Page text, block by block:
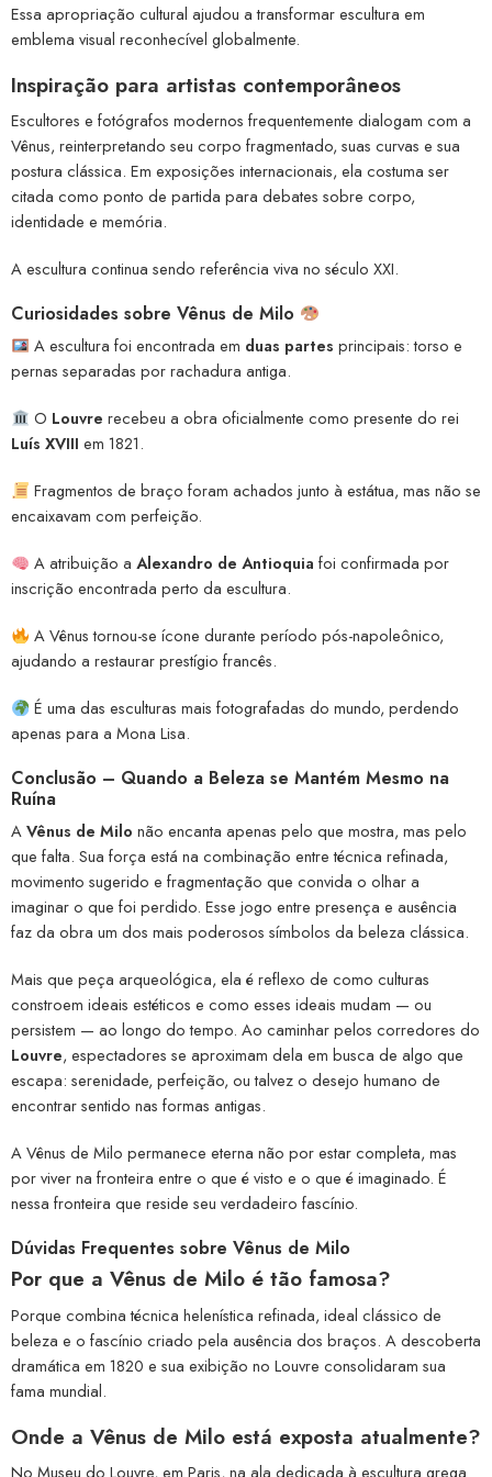
Essa apropriação cultural ajudou a transformar escultura em
emblema visual reconhecível globalmente.
Inspiração para artistas contemporâneos
Escultores e fotógrafos modernos frequentemente dialogam com a
Vênus, reinterpretando seu corpo fragmentado, suas curvas e sua
postura clássica. Em exposições internacionais, ela costuma ser
citada como ponto de partida para debates sobre corpo,
identidade e memória.
A escultura continua sendo referência viva no século XXI.
Curiosidades sobre Vênus de Milo
A escultura foi encontrada em duas partes principais: torso e
pernas separadas por rachadura antiga.
O Louvre recebeu a obra oficialmente como presente do rei
Luís XVIII em 1821.
Fragmentos de braço foram achados junto à estátua, mas não se
encaixavam com perfeição.
A atribuição a Alexandro de Antioquia foi confirmada por
inscrição encontrada perto da escultura.
A Vênus tornou-se ícone durante período pós-napoleônico,
ajudando a restaurar prestígio francês.
É uma das esculturas mais fotografadas do mundo, perdendo
apenas para a Mona Lisa.
Conclusão – Quando a Beleza se Mantém Mesmo na
Ruína
AVênus de Milo não encanta apenas pelo que mostra, mas pelo
que falta. Sua força está na combinação entre técnica refinada,
movimento sugerido e fragmentação que convida o olhar a
imaginar o que foi perdido. Esse jogo entre presença e ausência
faz da obra um dos mais poderosos símbolos da beleza clássica.
Mais que peça arqueológica, ela é reflexo de como culturas
constroem ideais estéticos e como esses ideais mudam — ou
persistem — ao longo do tempo. Ao caminhar pelos corredores do
Louvre, espectadores se aproximam dela em busca de algo que
escapa: serenidade, perfeição, ou talvez o desejo humano de
encontrar sentido nas formas antigas.
A Vênus de Milo permanece eterna não por estar completa, mas
por viver na fronteira entre o que é visto e o que é imaginado. É
nessa fronteira que reside seu verdadeiro fascínio.
Dúvidas Frequentes sobre Vênus de Milo
Por que a Vênus de Milo é tão famosa?
Porque combina técnica helenística refinada, ideal clássico de
beleza e o fascínio criado pela ausência dos braços. A descoberta
dramática em 1820 e sua exibição no Louvre consolidaram sua
fama mundial.
Onde a Vênus de Milo está exposta atualmente?
No Museu do Louvre, em Paris, na ala dedicada à escultura grega